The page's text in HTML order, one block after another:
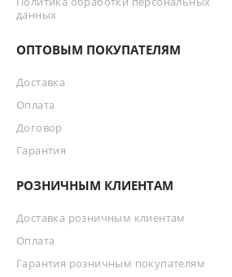
данных
ОПТОВЫМ ПОКУПАТЕЛЯМ
Доставка
Оплата
Договор
Гарантия
РОЗНИЧНЫМ КЛИЕНТАМ
Доставка розничным клиентам
Оплата
Гарантия розничным покупателям